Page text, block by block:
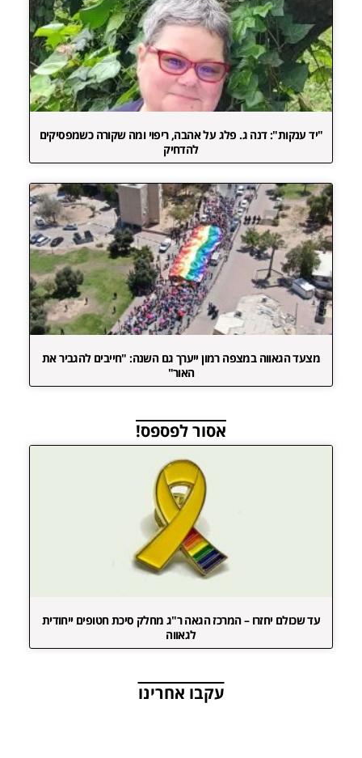
"יד ענקות": דנה ג. פלג על אהבה, ריפוי ומה שקורה כשמפסיקים
להדחיק
מצעד הגאווה במצפה רמון ייערך גם השנה: "חייבים להגביר את
האור"
אסור לפספס!
עד שכולם יחזרו – המרכז הגאה ר"ג מחלק סיכת חטופים ייחודית
לגאווה
עקבו אחרינו